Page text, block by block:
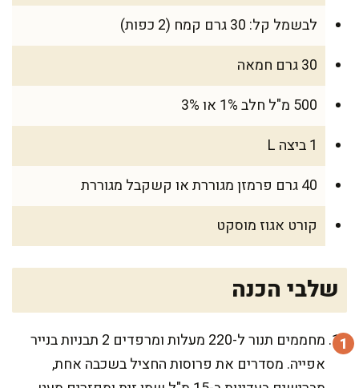
לבשמל קל: 30 גרם קמח (2 כפות)
30 גרם חמאה
500 מ"ל חלב 1% או 3%
1 ביצה L
40 גרם פרמזן מגוררת או קשקבל מגוררת
קורט אגוז מוסקט
שלבי הכנה
מחממים תנור ל-220 מעלות ומרפדים 2 תבניות בנייר
אפייה. מסדרים את פרוסות החציל בשכבה אחת,